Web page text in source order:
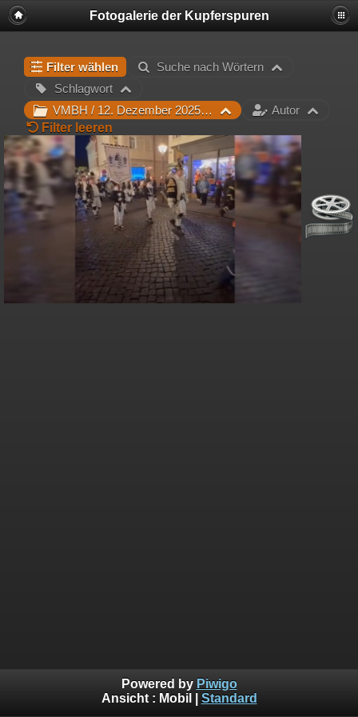
Fotogalerie der Kupferspuren
Filter wählen
Suche nach Wörtern
Schlagwort
VMBH / 12. Dezember 2025 Mettenschicht
Autor
Filter leeren
Powered by Piwigo
Ansicht : Mobil Standard